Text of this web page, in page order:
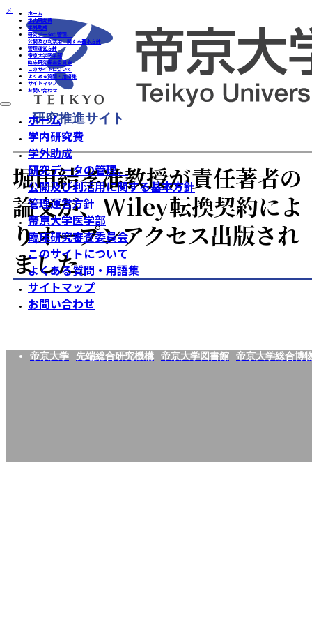
メインコンテンツへスキップ
研究推進サイト
ホーム
学内研究費
学外助成
研究データの管理、
公開及び利活用に関する基本方針
管理運営方針
帝京大学医学部
臨床研究審査委員会
このサイトについて
よくある質問・用語集
サイトマップ
お問い合わせ
ホーム
学内研究費
学外助成
研究データの管理、
公開及び利活用に関する基本方針
管理運営方針
帝京大学医学部
臨床研究審査委員会
このサイトについて
よくある質問・用語集
サイトマップ
お問い合わせ
ホーム/ お知らせ/堀田結孝准教授が責任著者の論文が、Wiley転換契約によりオープンアクセス
出版されました。
堀田結孝准教授が責任著者の
論文が、Wiley転換契約によ
りオープンアクセス出版され
ました。
帝京大学 先端総合研究機構 帝京大学図書館 帝京大学総合博